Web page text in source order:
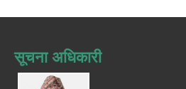
सूचना अधिकारी